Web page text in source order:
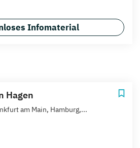
Infomaterial
Hagen
am Main, Hamburg,...